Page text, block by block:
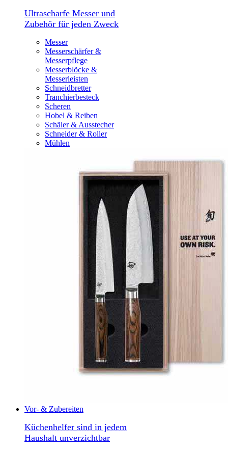
Ultrascharfe Messer und
Zubehör für jeden Zweck
Messer
Messerschärfer &
Messerpflege
Messerblöcke &
Messerleisten
Schneidbretter
Tranchierbesteck
Scheren
Hobel & Reiben
Schäler & Ausstecher
Schneider & Roller
Mühlen
Vor- & Zubereiten
Küchenhelfer sind in jedem
Haushalt unverzichtbar